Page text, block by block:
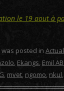
le 19 aout à
posted in
, Ekangs, Emil
, mvet, ngomo,nkul,